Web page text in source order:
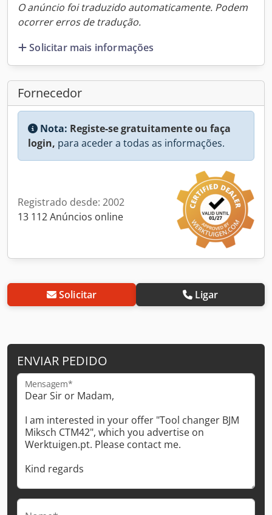
O anúncio foi traduzido automaticamente. Podem
ocorrer erros de tradução.
Solicitar mais informações
Fornecedor
Nota: Registe-se gratuitamente ou faça
login, para aceder a todas as informações.
Registrado desde: 2002
13 112 Anúncios online
Solicitar Ligar
ENVIAR PEDIDO
Mensagem*